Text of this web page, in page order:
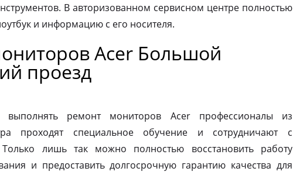
В авторизованном сервисном центре полностью
и информацию с его носителя.
Acer Большой
проезд
ремонт мониторов Acer профессионалы из
проходят специальное обучение и сотрудничают с
Только лишь так можно полностью восстановить работу
и предоставить долгосрочную гарантию качества для